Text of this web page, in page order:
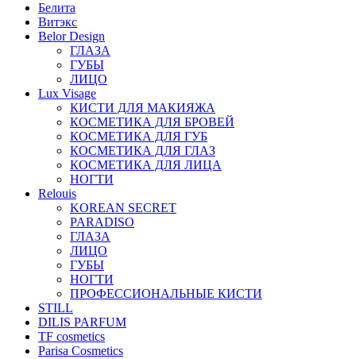
Белита
Витэкс
Belor Design
ГЛАЗА
ГУБЫ
ЛИЦО
Lux Visage
КИСТИ ДЛЯ МАКИЯЖА
КОСМЕТИКА ДЛЯ БРОВЕЙ
КОСМЕТИКА ДЛЯ ГУБ
КОСМЕТИКА ДЛЯ ГЛАЗ
КОСМЕТИКА ДЛЯ ЛИЦА
НОГТИ
Relouis
KOREAN SECRET
PARADISO
ГЛАЗА
ЛИЦО
ГУБЫ
НОГТИ
ПРОФЕССИОНАЛЬНЫЕ КИСТИ
STILL
DILIS PARFUM
TF cosmetics
Parisa Cosmetics